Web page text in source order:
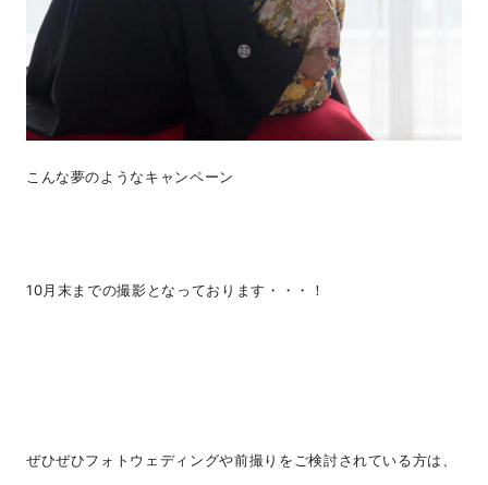
こんな夢のようなキャンペーン
10月末までの撮影となっております・・・！
ぜひぜひフォトウェディングや前撮りをご検討されている方は、